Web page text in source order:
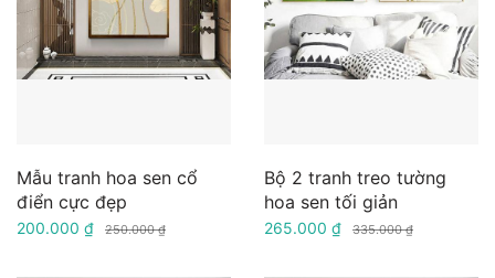
Mẫu tranh hoa sen cổ
điển cực đẹp
200.000 ₫ 250.000 ₫
Bộ 2 tranh treo tường
hoa sen tối giản
265.000 ₫ 335.000 ₫